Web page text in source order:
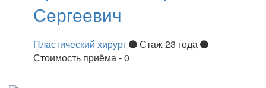
Сергеевич
Пластический хирург
Стаж 23 года
Стоимость приёма - 0